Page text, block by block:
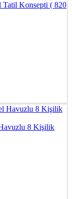
Tatil Konsepti ( 820
8 Kişilik